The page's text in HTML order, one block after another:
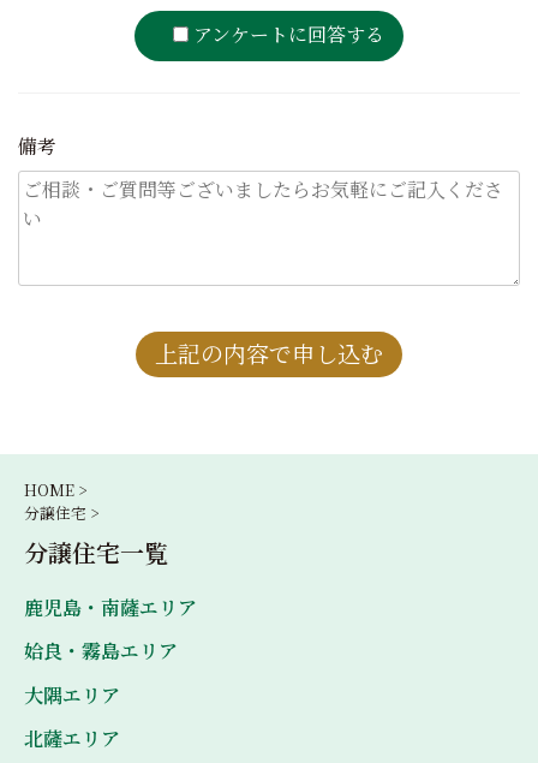
アンケートに回答する
備考
HOME >
分譲住宅 >
分譲住宅一覧
鹿児島・南薩エリア
姶良・霧島エリア
大隅エリア
北薩エリア